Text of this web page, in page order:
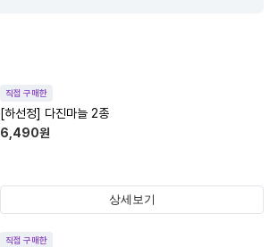
직접 구매한
[하선정] 다진마늘 2종
6,490원
상세보기
직접 구매한